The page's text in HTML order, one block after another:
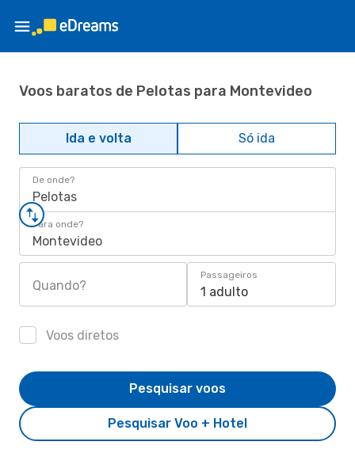
Voos baratos de Pelotas para Montevideo
Ida e volta Só ida
De onde?
Pelotas
Para onde?
Montevideo
Quando?
Passageiros
1 adulto
Voos diretos
Pesquisar Voo + Hotel
Pesquisar voos